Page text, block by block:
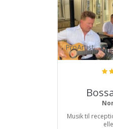
ProArtist
Musik til